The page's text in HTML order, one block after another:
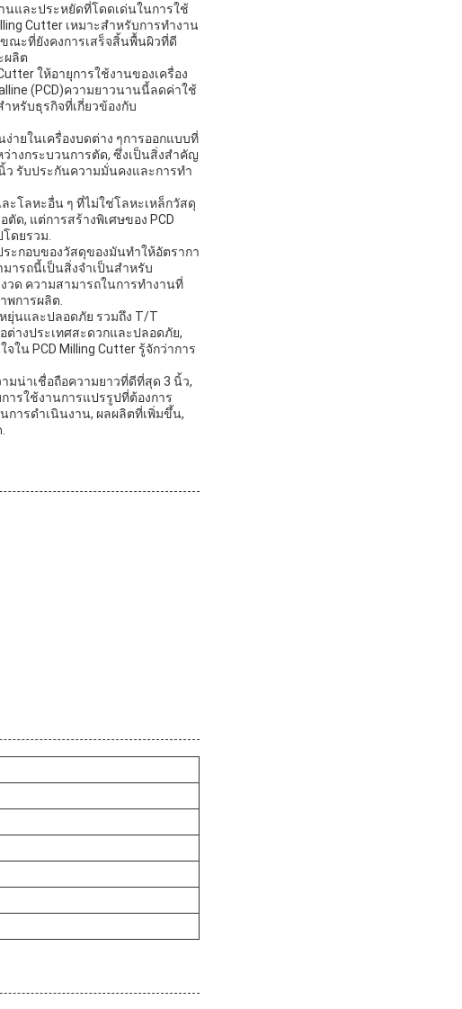
นและประหยัดที่โดดเด่นในการใช้
Cutter เหมาะสําหรับการทํางาน
ณะที่ยังคงการเสร็จสิ้นพื้นผิวที่ดี
ผลิต
ให้อายุการใช้งานของเครื่อง
(PCD)ความยาวนานนี้ลดค่าใช้
หรับธุรกิจที่เกี่ยวข้องกับ
ายในเครื่องบดต่าง ๆการออกแบบที่
างกระบวนการตัด, ซึ่งเป็นสิ่งสําคัญ
ว รับประกันความมั่นคงและการทํา
ะโลหะอื่น ๆ ที่ไม่ใช่โลหะเหล็กวัสดุ
ด, แต่การสร้างพิเศษของ PCD
ดยรวม.
ะกอบของวัสดุของมันทําให้อัตรากา
ารถนี้เป็นสิ่งจําเป็นสําหรับ
ด ความสามารถในการทํางานที่
พการผลิต.
ยุ่นและปลอดภัย รวมถึง T/T
ต่างประเทศสะดวกและปลอดภัย,
น PCD Milling Cutter รู้จักว่าการ
มน่าเชื่อถือความยาวที่ดีที่สุด 3 นิ้ว,
ารใช้งานการแปรรูปที่ต้องการ
การดําเนินงาน, ผลผลิตที่เพิ่มขึ้น,